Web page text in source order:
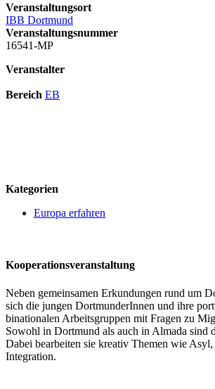
Veranstaltungsort
IBB Dortmund
Veranstaltungsnummer
16541-MP
Veranstalter
Bereich EB
Kategorien
Europa erfahren
Kooperationsveranstaltung
Neben gemeinsamen Erkundungen rund um
sich die jungen DortmunderInnen und ihre
binationalen Arbeitsgruppen mit Fragen zu
Sowohl in Dortmund als auch in Almada sind
Dabei bearbeiten sie kreativ Themen wie
Integration.